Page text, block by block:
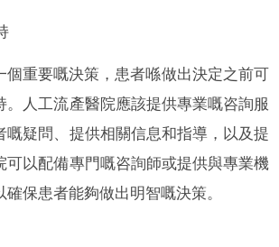
個重要嘅決策，患者喺做出決定之前可
。人工流產醫院應該提供專業嘅咨詢服
嘅疑問、提供相關信息和指導，以及提
可以配備專門嘅咨詢師或提供與專業機
保患者能夠做出明智嘅決策。